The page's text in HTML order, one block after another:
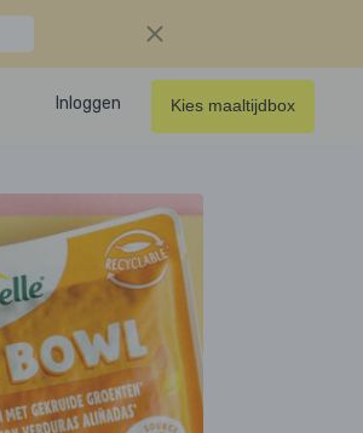
Inloggen Kies maaltijdbox